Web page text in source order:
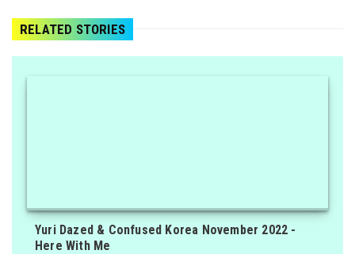
RELATED STORIES
Yuri Dazed & Confused Korea November 2022 -
Here With Me